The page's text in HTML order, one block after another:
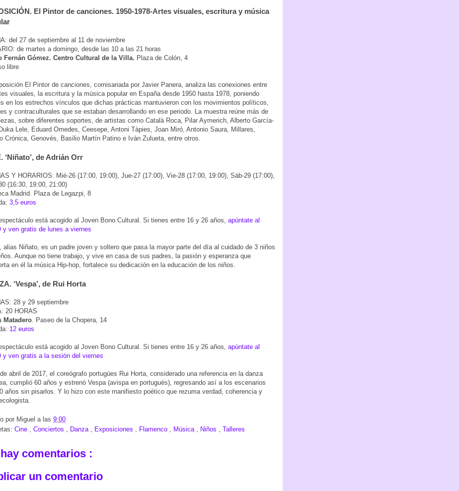
El Pintor de canciones. 1950-1978-Artes visuales, escritura y música
del 27 de septiembre al 11 de noviembre
de martes a domingo, desde las 10 a las 21 horas
Fernán Gómez. Centro Cultural de la Villa. Plaza de Colón, 4
libre
El Pintor de canciones, comisariada por Javier Panera, analiza las conexiones entre
visuales, la escritura y la música popular en España desde 1950 hasta 1978, poniendo
en los estrechos vínculos que dichas prácticas mantuvieron con los movimientos políticos,
y contraculturales que se estaban desarrollando en ese periodo. La muestra reúne más de
sobre diferentes soportes, de artistas como Català Roca, Pilar Aymerich, Alberto García-
Lele, Eduard Omedes, Ceesepe, Antoni Tàpies, Joan Miró, Antonio Saura, Millares,
Crónica, Genovés, Basilio Martín Patino e Iván Zulueta, entre otros.
‘Niñato’, de Adrián Orr
Y HORARIOS: Mié-26 (17:00, 19:00), Jue-27 (17:00), Vie-28 (17:00, 19:00), Sáb-29 (17:00),
(16:30, 19:00, 21:00)
Madrid. Plaza de Legazpi, 8
3,5 euros
está acogido al Joven Bono Cultural. Si tienes entre 16 y 26 años, apúntate al
y ven gratis de lunes a viernes
alias Niñato, es un padre joven y soltero que pasa la mayor parte del día al cuidado de 3 niños
Aunque no tiene trabajo, y vive en casa de sus padres, la pasión y esperanza que
en él la música Hip-hop, fortalece su dedicación en la educación de los niños.
‘Vespa’, de Rui Horta
28 y 29 septiembre
20 HORAS
Matadero . Paseo de la Chopera, 14
12 euros
está acogido al Joven Bono Cultural. Si tienes entre 16 y 26 años, apúntate al
y ven gratis a la sesión del viernes
abril de 2017, el coreógrafo portugúes Rui Horta, considerado una referencia en la danza
cumplió 60 años y estrenó Vespa (avispa en portugués), regresando así a los escenarios
años sin pisarlos. Y lo hizo con este manifiesto poético que rezuma verdad, coherencia y
por Miguel a las 9:00
Cine , Conciertos , Danza , Exposiciones , Flamenco , Música , Niños , Talleres
comentarios :
un comentario